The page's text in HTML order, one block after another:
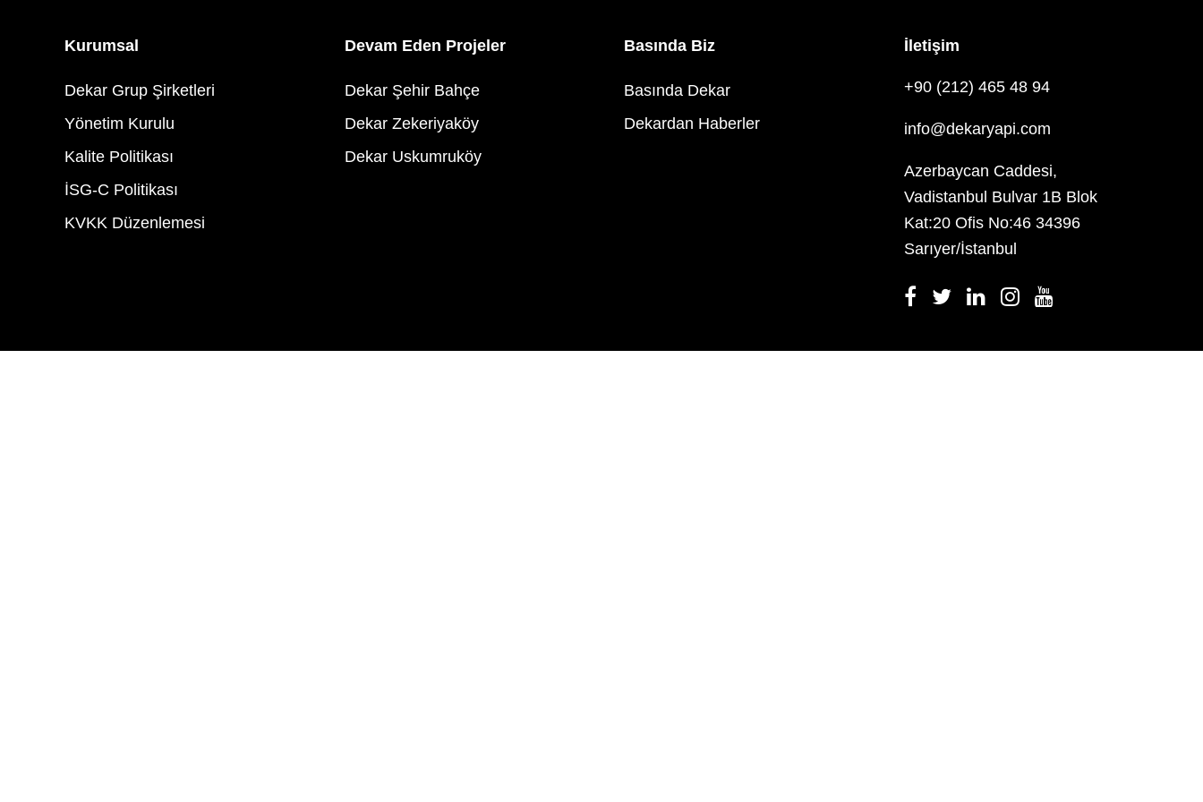
Kurumsal
Dekar Grup Şirketleri
Yönetim Kurulu
Kalite Politikası
İSG-C Politikası
KVKK Düzenlemesi
Devam Eden Projeler
Dekar Şehir Bahçe
Dekar Zekeriyaköy
Dekar Uskumruköy
Basında Biz
Basında Dekar
Dekardan Haberler
İletişim
+90 (212) 465 48 94
info@dekaryapi.com
Azerbaycan Caddesi,
Vadistanbul Bulvar 1B Blok
Kat:20 Ofis No:46 34396
Sarıyer/İstanbul